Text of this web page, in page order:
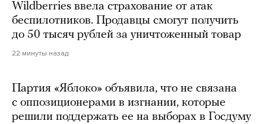
Wildberries ввела страхование от атак
беспилотников. Продавцы смогут получить
до 50 тысяч рублей за уничтоженный товар
22 минуты назад
Партия «Яблоко» объявила, что не связана
с оппозиционерами в изгнании, которые
решили поддержать ее на выборах в Госдуму